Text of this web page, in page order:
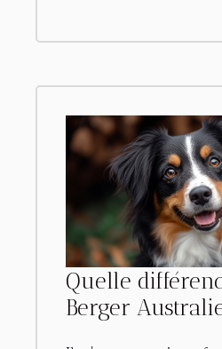
Quelle
Berger